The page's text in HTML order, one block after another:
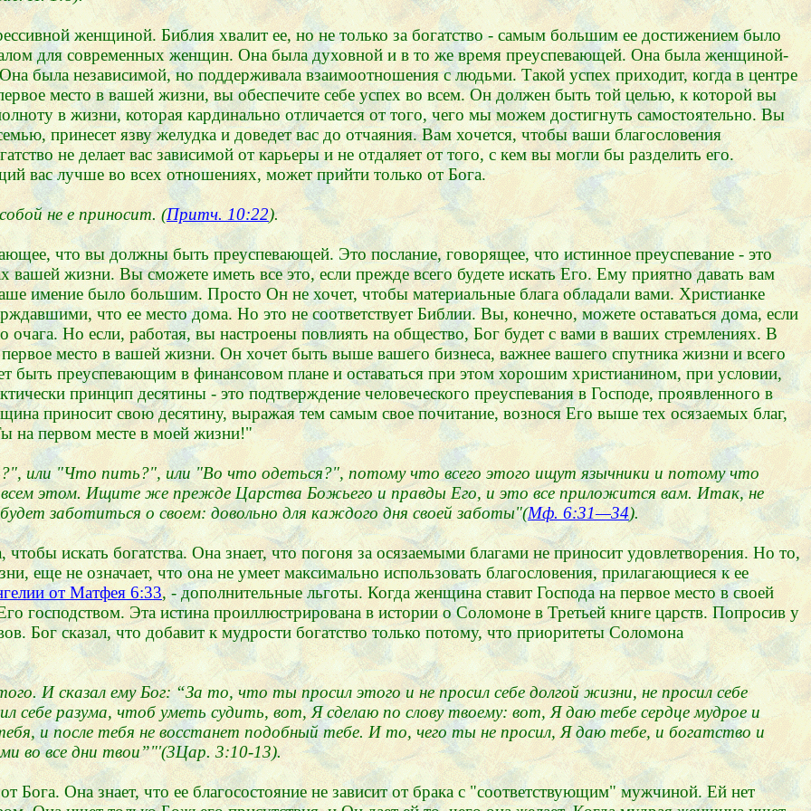
женщиной. Библия хвалит ее, но не только за богатство - самым большим ее достижением было
для современных женщин. Она была духовной и в то же время преуспевающей. Она была женщиной-
была независимой, но поддерживала взаимоотношения с людьми. Такой успех приходит, когда в центре
место в вашей жизни, вы обеспечите себе успех во всем. Он должен быть той целью, к которой вы
в жизни, которая кардинально отличается от того, чего мы можем достигнуть самостоятельно. Вы
принесет язву желудка и доведет вас до отчаяния. Вам хочется, чтобы ваши благословения
не делает вас зависимой от карьеры и не отдаляет от того, с кем вы могли бы разделить его.
вас лучше во всех отношениях, может прийти только от Бога.
не е приносит. (Притч. 10:22).
что вы должны быть преуспевающей. Это послание, говорящее, что истинное преуспевание - это
вашей жизни. Вы сможете иметь все это, если прежде всего будете искать Его. Ему приятно давать вам
имение было большим. Просто Он не хочет, чтобы материальные блага обладали вами. Христианке
что ее место дома. Но это не соответствует Библии. Вы, конечно, можете оставаться дома, если
Но если, работая, вы настроены повлиять на общество, Бог будет с вами в ваших стремлениях. В
место в вашей жизни. Он хочет быть выше вашего бизнеса, важнее вашего спутника жизни и всего
быть преуспевающим в финансовом плане и оставаться при этом хорошим христианином, при условии,
принцип десятины - это подтверждение человеческого преуспевания в Господе, проявленного в
приносит свою десятину, выражая тем самым свое почитание, вознося Его выше тех осязаемых благ,
на первом месте в моей жизни!"
или "Что пить?", или "Во что одеться?", потому что всего этого ищут язычники и потому что
этом. Ищите же прежде Царства Божьего и правды Его, и это все приложится вам. Итак, не
заботиться о своем: довольно для каждого дня своей заботы"(Мф. 6:31—34).
искать богатства. Она знает, что погоня за осязаемыми благами не приносит удовлетворения. Но то,
еще не означает, что она не умеет максимально использовать благословения, прилагающиеся к ее
от Матфея 6:33, - дополнительные льготы. Когда женщина ставит Господа на первое место в своей
господством. Эта истина проиллюстрирована в истории о Соломоне в Третьей книге царств. Попросив у
Бог сказал, что добавит к мудрости богатство только потому, что приоритеты Соломона
И сказал ему Бог: “За то, что ты просил этого и не просил себе долгой жизни, не просил себе
себе разума, чтоб уметь судить, вот, Я сделаю по слову твоему: вот, Я даю тебе сердце мудрое и
и после тебя не восстанет подобный тебе. И то, чего ты не просил, Я даю тебе, и богатство и
во все дни твои”"'(3Цар. 3:10-13).
Она знает, что ее благосостояние не зависит от брака с "соответствующим" мужчиной. Ей нет